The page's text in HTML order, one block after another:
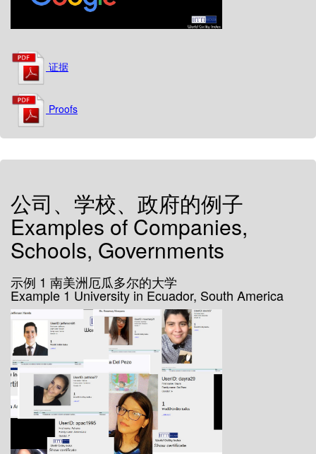
证据
Proofs
公司、学校、政府的例子
Examples of Companies,
Schools, Governments
示例 1 南美洲厄瓜多尔的大学
Example 1 University in Ecuador, South America